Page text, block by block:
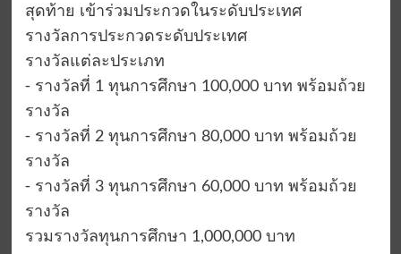
สุดท้าย เข้าร่วมประกวดในระดับประเทศ
รางวัลการประกวดระดับประเทศ
รางวัลแต่ละประเภท
⁃ รางวัลที่ 1 ทุนการศึกษา 100,000 บาท พร้อมถ้วย
รางวัล
⁃ รางวัลที่ 2 ทุนการศึกษา 80,000 บาท พร้อมถ้วย
รางวัล
⁃ รางวัลที่ 3 ทุนการศึกษา 60,000 บาท พร้อมถ้วย
รางวัล
รวมรางวัลทุนการศึกษา 1,000,000 บาท